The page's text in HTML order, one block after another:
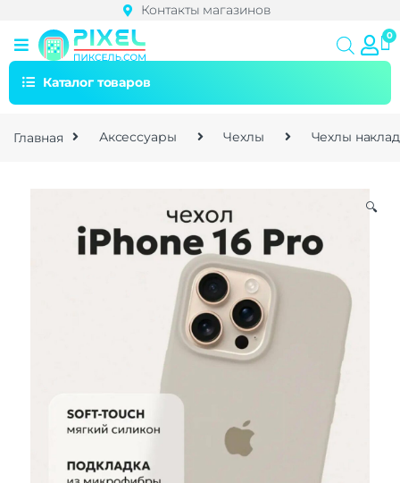
Контакты магазинов
Каталог товаров
Главная Аксессуары Чехлы Чехлы
🔍